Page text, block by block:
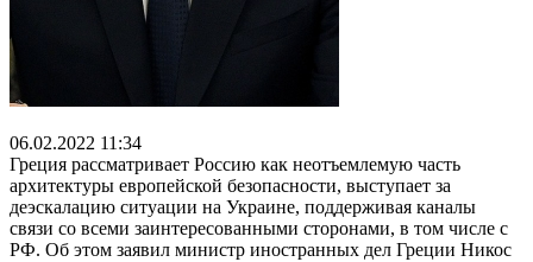
06.02.2022 11:34
Греция рассматривает Россию как неотъемлемую часть
архитектуры европейской безопасности, выступает за
деэскалацию ситуации на Украине, поддерживая каналы
связи со всеми заинтересованными сторонами, в том числе с
РФ. Об этом заявил министр иностранных дел Греции Никос